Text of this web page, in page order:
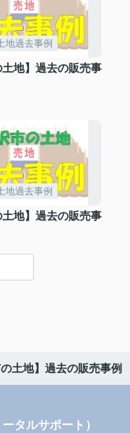
地過去事例
土地】過去の販売事
地過去事例
土地】過去の販売事
の土地】過去の販売事例
タルサポート）